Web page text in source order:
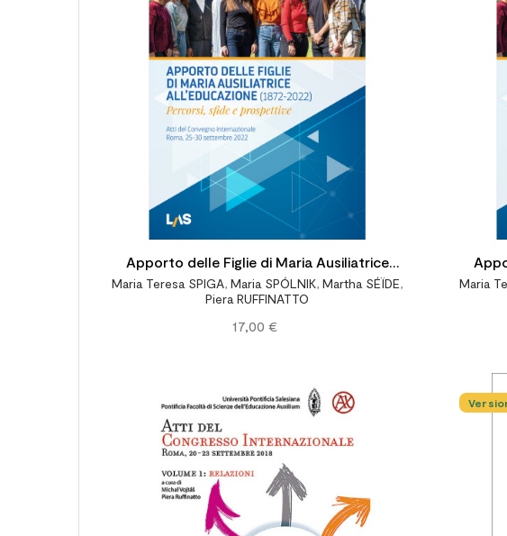
Apporto delle Figlie di Maria Ausiliatrice
all’educazione (1872-2022) - Percorsi, sfide
Maria Teresa SPIGA,Maria SPÓLNIK,Martha SÉÏDE,
Piera RUFFINATTO
17,00 €
Maria